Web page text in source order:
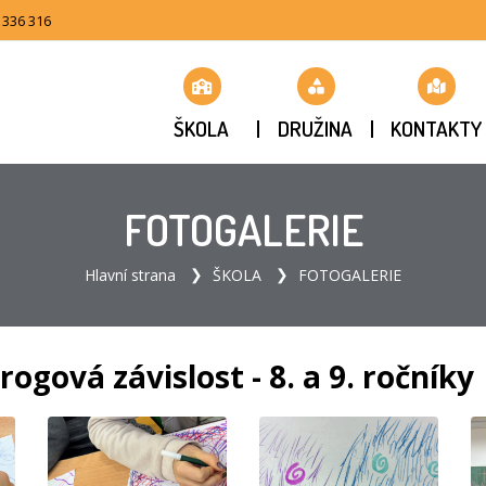
316
ŠKOLA DRUŽINA KONTAKTY
FOTOGALERIE
Hlavní strana ŠKOLA FOTOGALERIE
závislost - 8. a 9. ročníky